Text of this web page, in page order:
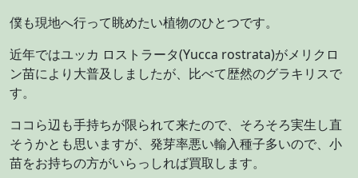
僕も現地へ行って眺めたい植物のひとつです。
近年ではユッカ ロストラータ(Yucca rostrata)がメリクロ
ン苗により大普及しましたが、比べて歴然のグラキリスで
す。
ココら辺も手持ちが限られて来たので、そろそろ実生し直
そうかとも思いますが、発芽率悪い輸入種子多いので、小
苗をお持ちの方がいらっしれば買取します。